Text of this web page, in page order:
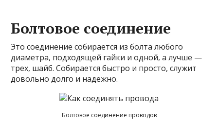
Болтовое соединение
Это соединение собирается из болта любого
диаметра, подходящей гайки и одной, а лучше —
трех, шайб. Собирается быстро и просто, служит
довольно долго и надежно.
Болтовое соединение проводов